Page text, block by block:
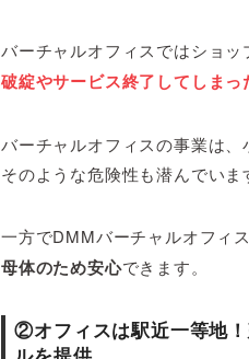
バーチャルオフィスではショッ
破綻やサービス終了してしまっ
バーチャルオフィスの事業は、
そのような危険性も潜んでいま
一方でDMMバーチャルオフィ
母体のため安心できます。
②オフィスは駅近一等地